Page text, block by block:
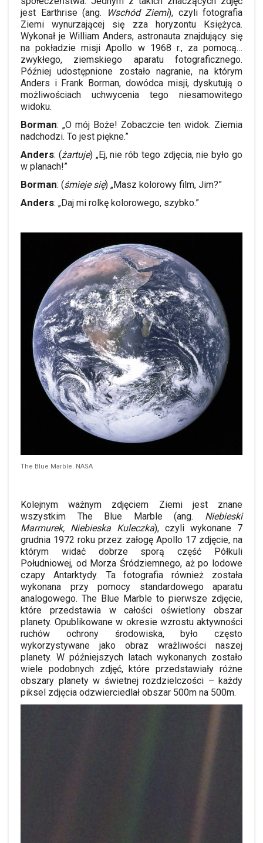
jest Earthrise(ang. Wschód Ziemi), czyli fotografia
Ziemi wynurzającej się zza horyzontu Księżyca.
Wykonał je William Anders, astronauta znajdujący się
na pokładzie misji Apollo w 1968 r., za pomocą…
zwykłego, ziemskiego aparatu fotograficznego.
Później udostępnione zostało nagranie, na którym
Anders i Frank Borman, dowódca misji, dyskutują o
możliwościach uchwycenia tego niesamowitego
widoku.
Borman: „O mój Boże! Zobaczcie ten widok. Ziemia
nadchodzi. To jest piękne.”
Anders: (żartuje) „Ej, nie rób tego zdjęcia, nie było go
w planach!”
Borman: (śmieje się) „Masz kolorowy film, Jim?”
Anders: „Daj mi rolkę kolorowego, szybko.”
The Blue Marble. NASA
Kolejnym ważnym zdjęciem Ziemi jest znane
wszystkim The Blue Marble(ang. Niebieski
Marmurek, Niebieska Kuleczka), czyli wykonane 7
grudnia 1972 roku przez załogę Apollo 17 zdjęcie, na
którym widać dobrze sporą część Półkuli
Południowej, od Morza Śródziemnego, aż po lodowe
czapy Antarktydy. Ta fotografia również została
wykonana przy pomocy standardowego aparatu
analogowego. The Blue Marble to pierwsze zdjęcie,
które przedstawia w
całości oświetlony obszar
planety. Opublikowane w okresie wzrostu aktywności
ruchów ochrony środowiska, było często
wykorzystywane jako obraz wrażliwości naszej
planety. W późniejszych latach wykonanych zostało
wiele podobnych zdjęć, które przedstawiały różne
obszary planety w świetnej rozdzielczości – każdy
piksel zdjęcia odzwierciedlał obszar 500m na 500m.